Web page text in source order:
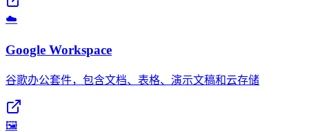
☁️
Google Workspace
谷歌办公套件，包含文档、表格、演示文稿和云存储
🖼️